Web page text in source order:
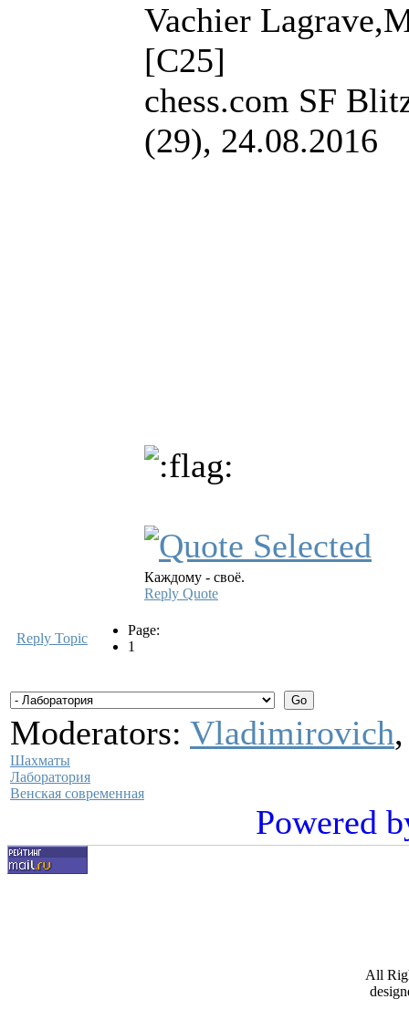
Vachier
[C25]
chess.com SF
(29), 24.08.2016
Каждому - своё.
Reply Quote
Reply Topic
Page:
1
Moderators: Vladimirovich
Шахматы
Лаборатория
Венская современная
Powered
All